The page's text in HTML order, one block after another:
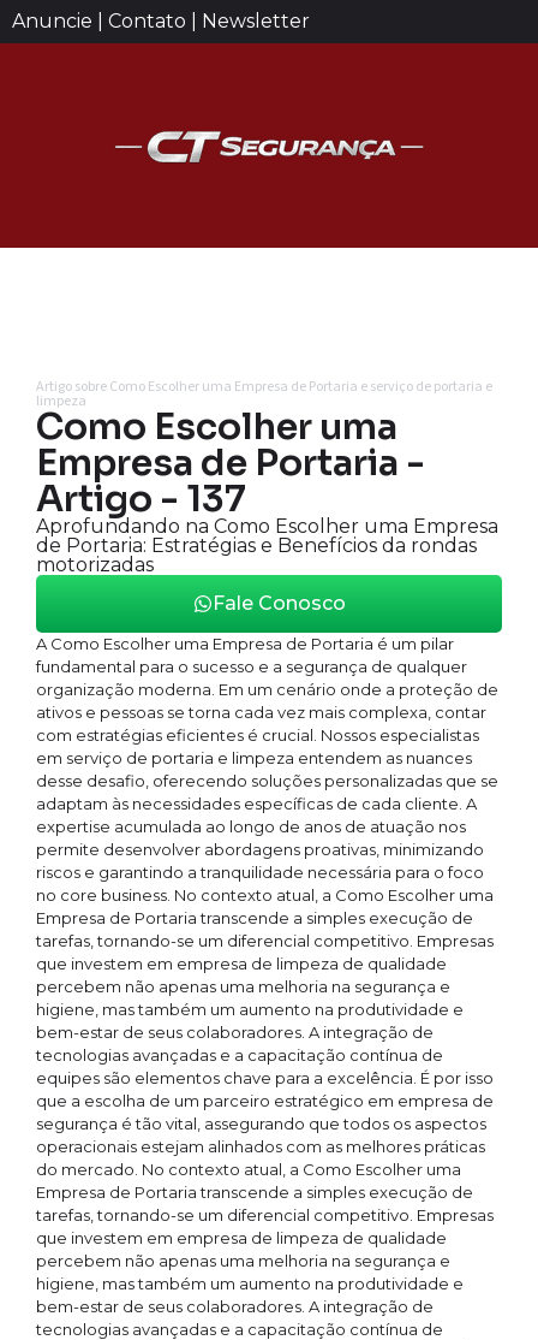
Anuncie | Contato | Newsletter
Artigo sobre Como Escolher uma Empresa de Portaria e serviço de portaria e
limpeza
Como Escolher uma
Empresa de Portaria -
Artigo - 137
Aprofundando na Como Escolher uma Empresa
de Portaria: Estratégias e Benefícios da rondas
motorizadas
Fale Conosco
A Como Escolher uma Empresa de Portaria é um pilar
fundamental para o sucesso e a segurança de qualquer
organização moderna. Em um cenário onde a proteção de
ativos e pessoas se torna cada vez mais complexa, contar
com estratégias eficientes é crucial. Nossos especialistas
em serviço de portaria e limpeza entendem as nuances
desse desafio, oferecendo soluções personalizadas que se
adaptam às necessidades específicas de cada cliente. A
expertise acumulada ao longo de anos de atuação nos
permite desenvolver abordagens proativas, minimizando
riscos e garantindo a tranquilidade necessária para o foco
no core business. No contexto atual, a Como Escolher uma
Empresa de Portaria transcende a simples execução de
tarefas, tornando-se um diferencial competitivo. Empresas
que investem em empresa de limpeza de qualidade
percebem não apenas uma melhoria na segurança e
higiene, mas também um aumento na produtividade e
bem-estar de seus colaboradores. A integração de
tecnologias avançadas e a capacitação contínua de
equipes são elementos chave para a excelência. É por isso
que a escolha de um parceiro estratégico em empresa de
segurança é tão vital, assegurando que todos os aspectos
operacionais estejam alinhados com as melhores práticas
do mercado. No contexto atual, a Como Escolher uma
Empresa de Portaria transcende a simples execução de
tarefas, tornando-se um diferencial competitivo. Empresas
que investem em empresa de limpeza de qualidade
percebem não apenas uma melhoria na segurança e
higiene, mas também um aumento na produtividade e
bem-estar de seus colaboradores. A integração de
tecnologias avançadas e a capacitação contínua de